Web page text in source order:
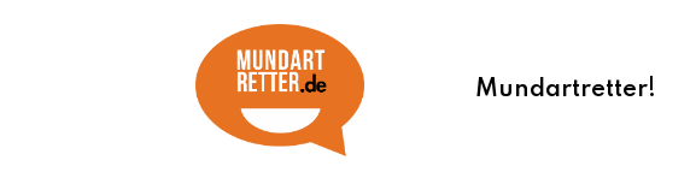
Mundartretter!